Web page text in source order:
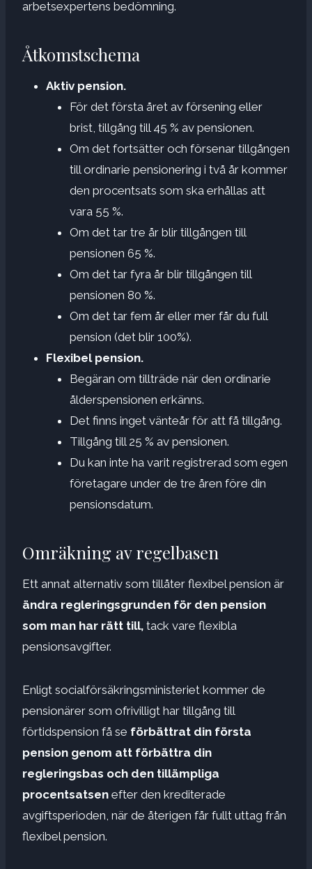
arbetsexpertens bedömning.
Åtkomstschema
Aktiv pension.
För det första året av försening eller
brist, tillgång till 45 % av pensionen.
Om det fortsätter och försenar tillgången
till ordinarie pensionering i två år kommer
den procentsats som ska erhållas att
vara 55 %.
Om det tar tre år blir tillgången till
pensionen 65 %.
Om det tar fyra år blir tillgången till
pensionen 80 %.
Om det tar fem år eller mer får du full
pension (det blir 100%).
Flexibel pension.
Begäran om tillträde när den ordinarie
ålderspensionen erkänns.
Det finns inget vänteår för att få tillgång.
Tillgång till 25 % av pensionen.
Du kan inte ha varit registrerad som egen
företagare under de tre åren före din
pensionsdatum.
Omräkning av regelbasen
Ett annat alternativ som tillåter flexibel pension är
ändra regleringsgrunden för den pension
som man har rätt till, tack vare flexibla
pensionsavgifter.
Enligt socialförsäkringsministeriet kommer de
pensionärer som ofrivilligt har tillgång till
förtidspension få se förbättrat din första
pension genom att förbättra din
regleringsbas och den tillämpliga
procentsatsen efter den krediterade
avgiftsperioden, när de återigen får fullt uttag från
flexibel pension.